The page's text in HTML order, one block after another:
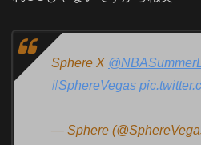
Sphere X
#SphereVegas
— Sphere